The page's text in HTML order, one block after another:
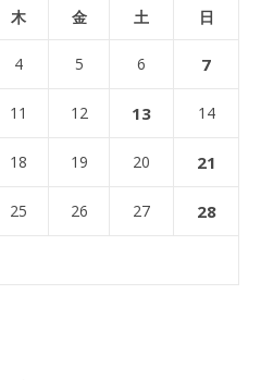
木 金 土 日
4 5 6 7
11 12 13 14
18 19 20 21
25 26 27 28